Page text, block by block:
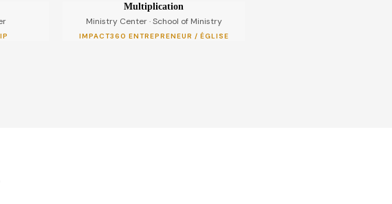
Multiplication
Ministry Center · School of Ministry
IMPACT360 ENTREPRENEUR / ÉGLISE